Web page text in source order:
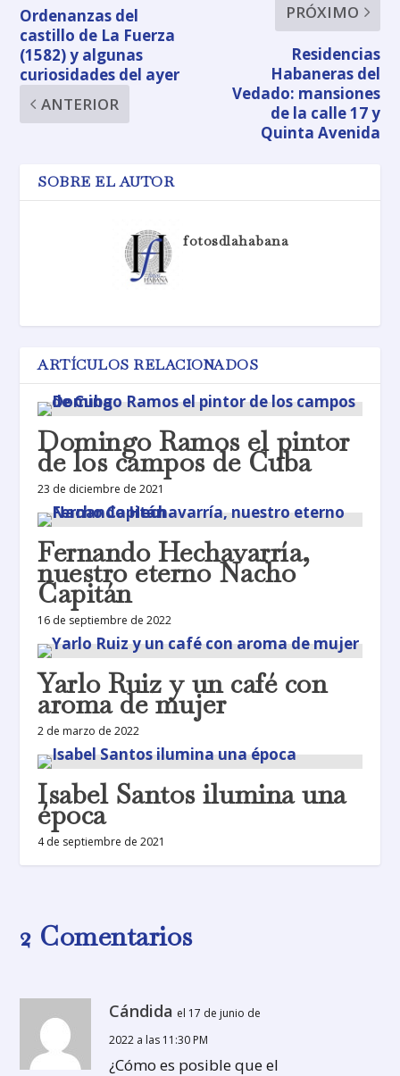
Ordenanzas del
castillo de La Fuerza
(1582) y algunas
curiosidades del ayer
ANTERIOR
PRÓXIMO
Residencias
Habaneras del
Vedado: mansiones
de la calle 17 y
Quinta Avenida
SOBRE EL AUTOR
fotosdlahabana
ARTÍCULOS RELACIONADOS
Domingo Ramos el pintor
de los campos de Cuba
23 de diciembre de 2021
Fernando Hechavarría,
nuestro eterno Nacho
Capitán
16 de septiembre de 2022
Yarlo Ruiz y un café con
aroma de mujer
2 de marzo de 2022
Isabel Santos ilumina una
época
4 de septiembre de 2021
2 Comentarios
Cándida el 17 de junio de
2022 a las 11:30 PM
¿Cómo es posible que el